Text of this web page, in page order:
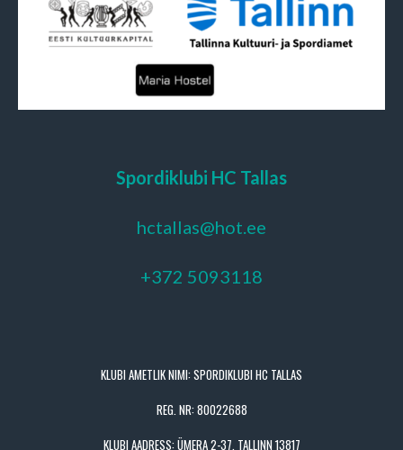
Spordiklubi HC Tallas
hctallas@hot.ee
+372 5093118
KLUBI AMETLIK NIMI: SPORDIKLUBI HC TALLAS
REG. NR: 80022688
KLUBI AADRESS: ÜMERA 2-37, TALLINN 13817